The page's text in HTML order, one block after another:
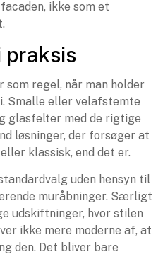
ikke som et
praksis
regel, når man holder
Smalle eller velafstemte
glasfelter med de rigtige
løsninger, der forsøger at
klassisk, end det er.
uden hensyn til
muråbninger. Særligt
udskiftninger, hvor stilen
ikke mere moderne af, at
den. Det bliver bare